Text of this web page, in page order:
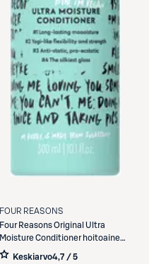
FOUR REASONS
Four ReasonsOriginal Ultra
Moisture Conditioner hoitoaine
300 ml
Keskiarvo4,7 / 5